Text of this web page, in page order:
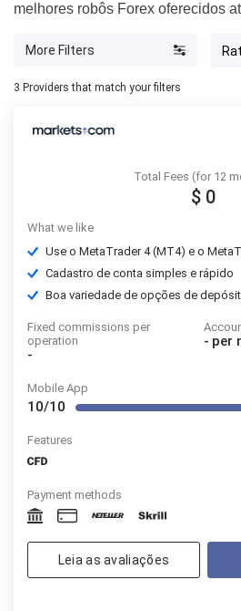
melhores robôs Forex oferecidos
More Filters
3 Providers that match your filters
Total Fees (for 12
$ 0
What we like
Use o MetaTrader 4 (MT4) e o
Cadastro de conta simples e rápido
Boa variedade de opções de
Fixed commissions per
operation
-
- per
Mobile App
10/10
Features
Payment methods
Leia as avaliações